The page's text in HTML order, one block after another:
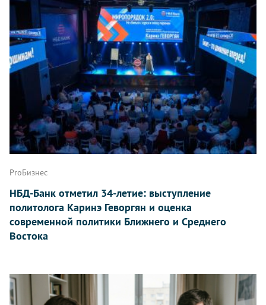
ProБизнес
НБД-Банк отметил 34-летие: выступление
политолога Каринэ Геворгян и оценка
современной политики Ближнего и Среднего
Востока